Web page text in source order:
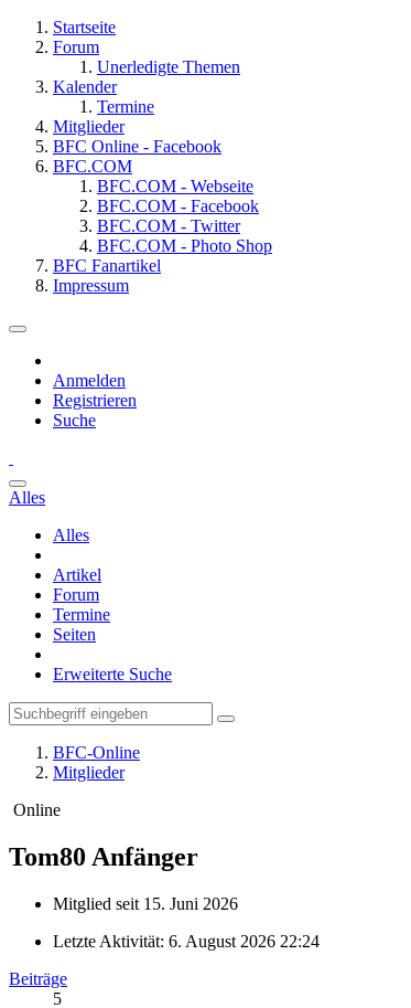
Startseite
Forum
Unerledigte Themen
Kalender
Termine
Mitglieder
BFC Online - Facebook
BFC.COM
BFC.COM - Webseite
BFC.COM - Facebook
BFC.COM - Twitter
BFC.COM - Photo Shop
BFC Fanartikel
Impressum
Anmelden
Registrieren
Suche
Alles
Alles
Artikel
Forum
Termine
Seiten
Erweiterte Suche
BFC-Online
Mitglieder
Online
Tom80 Anfänger
Mitglied seit 15. Juni 2026
Letzte Aktivität: 6. August 2026 22:24
Beiträge
5